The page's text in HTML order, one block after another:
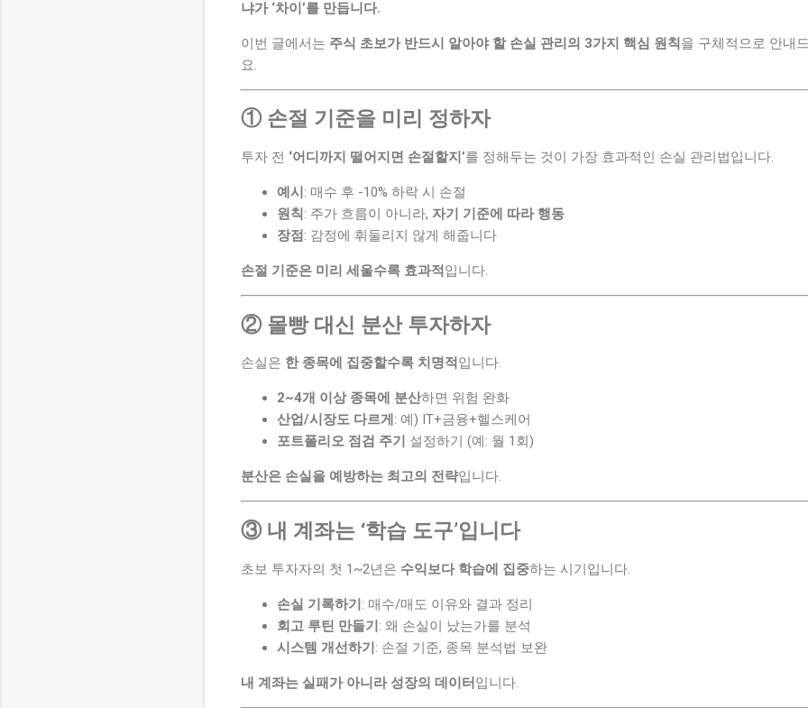
냐가 ‘차이’를 만듭니다.
이번 글에서는 주식 초보가 반드시 알아야 할 손실 관리의 3가지 핵심 원칙 을 구체적으로 안내
요.
① 손절 기준을 미리 정하자
투자 전 ‘어디까지 떨어지면 손절할지’를 정해두는 것이 가장 효과적인 손실 관리법입니다.
예시 : 매수 후 -10% 하락 시 손절
원칙 : 주가 흐름이 아니라, 자기 기준에 따라 행동
장점 : 감정에 휘둘리지 않게 해줍니다
손절 기준은 미리 세울수록 효과적 입니다.
② 몰빵 대신 분산 투자하자
손실은 한 종목에 집중할수록 치명적 입니다.
2~4개 이상 종목에 분산하면 위험 완화
산업/시장도 다르게 : 예) IT+금융+헬스케어
포트폴리오 점검 주기
설정하기 (예: 월 1회)
분산은 손실을 예방하는 최고의 전략입니다.
③ 내 계좌는 ‘학습 도구’입니다
초보 투자자의 첫 1~2년은 수익보다 학습에 집중하는 시기입니다.
손실 기록하기 : 매수/매도 이유와 결과 정리
회고 루틴 만들기 : 왜 손실이 났는가를 분석
시스템 개선하기 : 손절 기준, 종목 분석법 보완
내 계좌는 실패가 아니라 성장의 데이터 입니다.